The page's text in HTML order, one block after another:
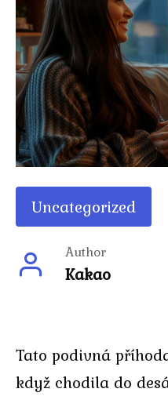
Uncategorized
Author
Kakao
Tato podivná
když chodila do